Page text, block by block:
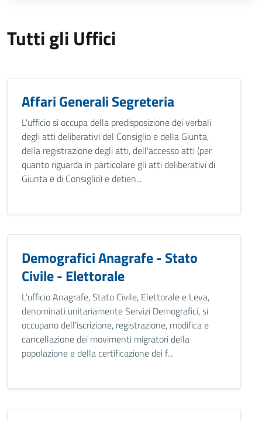
Tutti gli Uffici
Affari Generali Segreteria
L'ufficio si occupa della predisposizione dei verbali
degli atti deliberativi del Consiglio e della Giunta,
della registrazione degli atti, dell'accesso atti (per
quanto riguarda in particolare gli atti deliberativi di
Giunta e di Consiglio) e detien...
Demografici Anagrafe - Stato
Civile - Elettorale
L’ufficio Anagrafe, Stato Civile, Elettorale e Leva,
denominati unitariamente Servizi Demografici, si
occupano dell’iscrizione, registrazione, modifica e
cancellazione dei movimenti migratori della
popolazione e della certificazione dei f...